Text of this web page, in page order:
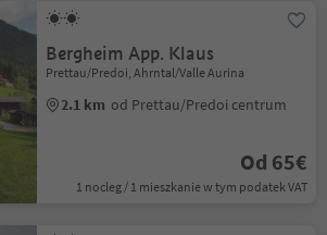
Bergheim App. Klaus
Prettau/Predoi, Ahrntal/Valle Aurina
2.1 km od Prettau/Predoi centrum
Od 65€
1 nocleg / 1 mieszkanie w tym podatek VAT